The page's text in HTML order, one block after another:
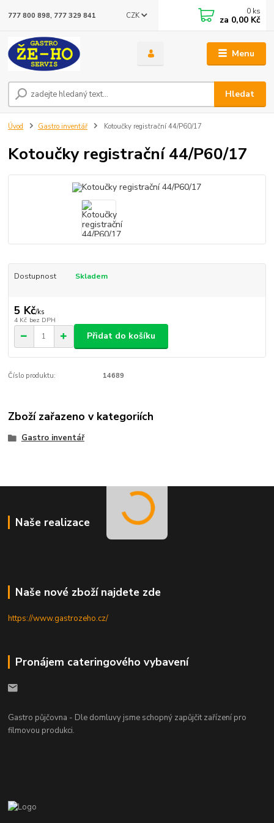
Menu
CZK
Hledat
777 800 898, 777 329 841 0 ks
za 0,00 Kč
Úvod Gastro inventář Kotoučky registrační 44/P60/17
Kotoučky registrační 44/P60/17
Dostupnost Skladem
5 Kč/ks
4 Kč bez DPH
Přidat do košíku
Číslo produktu: 14689
Zboží zařazeno v kategoriích
Gastro inventář
Naše realizace
Naše nové zboží najdete zde
https://www.gastrozeho.cz/
Pronájem cateringového vybavení
Gastro půjčovna - Dle domluvy jsme schopný zapůjčit zařízení pro
filmovou produkci.